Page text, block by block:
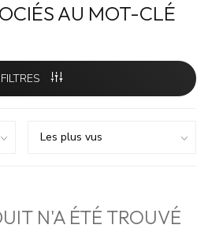
AU MOT-CLÉ
FILTRES
N'A ÉTÉ TROUVÉ